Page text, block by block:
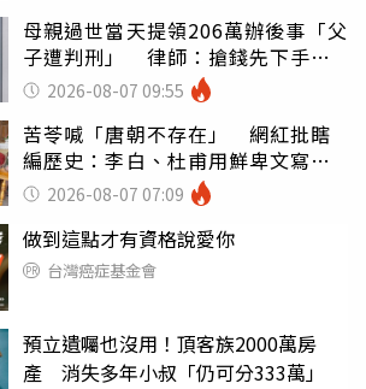
母親過世當天提領206萬辦後事「父
子遭判刑」 律師：搶錢先下手是
罪 2026-08-07 09:55
苦苓喊「唐朝不存在」 網紅批瞎
編歷史：李白、杜甫用鮮卑文寫
詩？2026-08-07 07:09
做到這點才有資格說愛你
台灣癌症基金會
預立遺囑也沒用！頂客族2000萬房
產 消失多年小叔「仍可分333萬」